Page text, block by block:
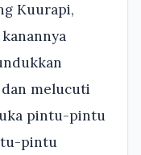
Kuurapi,
dan melucuti
pintu-pintu
pintu